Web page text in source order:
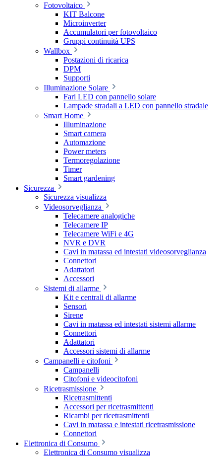
Fotovoltaico
KIT Balcone
Microinverter
Accumulatori per fotovoltaico
Gruppi continuità UPS
Wallbox
Postazioni di ricarica
DPM
Supporti
Illuminazione Solare
Fari LED con pannello solare
Lampade stradali a LED con pannello stradale
Smart Home
Illuminazione
Smart camera
Automazione
Power meters
Termoregolazione
Timer
Smart gardening
Sicurezza
Sicurezza visualizza
Videosorveglianza
Telecamere analogiche
Telecamere IP
Telecamere WiFi e 4G
NVR e DVR
Cavi in matassa ed intestati videosorveglianza
Connettori
Adattatori
Accessori
Sistemi di allarme
Kit e centrali di allarme
Sensori
Sirene
Cavi in matassa ed intestati sistemi allarme
Connettori
Adattatori
Accessori sistemi di allarme
Campanelli e citofoni
Campanelli
Citofoni e videocitofoni
Ricetrasmissione
Ricetrasmittenti
Accessori per ricetrasmittenti
Ricambi per ricetrasmittenti
Cavi in matassa e intestati ricetrasmissione
Connettori
Elettronica di Consumo
Elettronica di Consumo visualizza